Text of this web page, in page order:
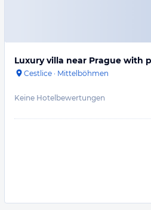
Luxury villa near Prague with
Cestlice · Mittelböhmen
Keine Hotelbewertungen